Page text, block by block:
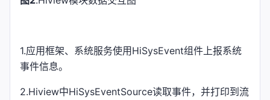
1.应用框架、系统服务使用HiSysEvent组件上报系统
事件信息。
2.Hiview中HiSysEventSource读取事件，并打印到流